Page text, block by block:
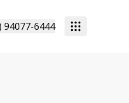
94077-6444